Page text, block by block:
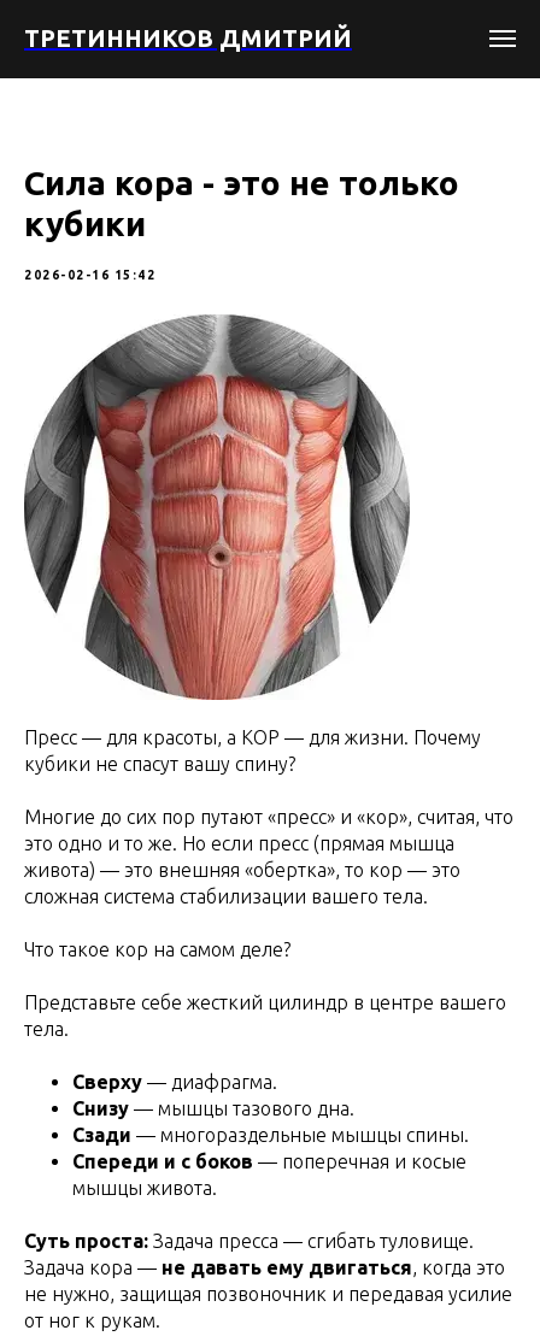
ТРЕТИННИКОВ ДМИТРИЙ
Сила кора - это не только
кубики
2026-02-16 15:42
Пресс — для красоты, а КОР — для жизни. Почему
кубики не спасут вашу спину?
Многие до сих пор путают «пресс» и «кор», считая, что
это одно и то же. Но если пресс (прямая мышца
живота) — это внешняя «обертка», то кор — это
сложная система стабилизации вашего тела.
Что такое кор на самом деле?
Представьте себе жесткий цилиндр в центре вашего
тела.
Сверху — диафрагма.
Снизу — мышцы тазового дна.
Сзади — многораздельные мышцы спины.
Спереди и с боков — поперечная и косые
мышцы живота.
Суть проста: Задача пресса — сгибать туловище.
Задача кора — не давать ему двигаться, когда это
не нужно, защищая позвоночник и передавая усилие
от ног к рукам.